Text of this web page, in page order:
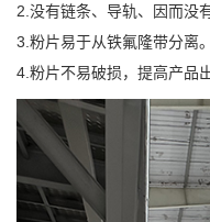
2.没有链条、导轨、因而没
3.粉片易于从铁氟隆带分离。
4.粉片不易破损，提高产品